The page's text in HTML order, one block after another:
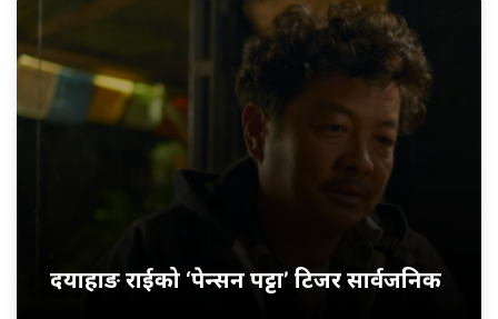
दयाहाङ राईको ‘पेन्सन पट्टा’ टिजर सार्वजनिक